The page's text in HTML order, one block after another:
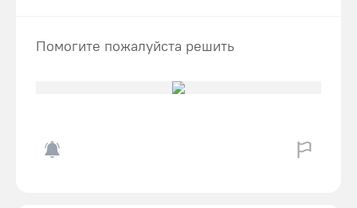
Помогите пожалуйста решить ​